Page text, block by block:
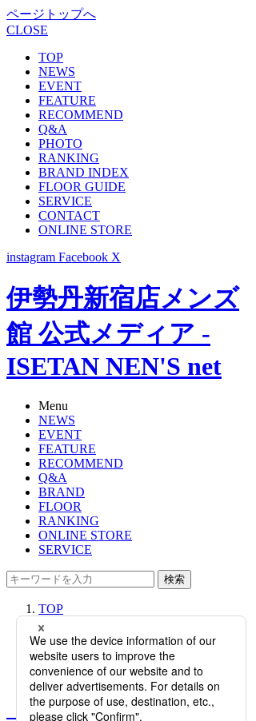
ページトップへ
CLOSE
TOP
NEWS
EVENT
FEATURE
RECOMMEND
Q&A
PHOTO
RANKING
BRAND INDEX
FLOOR GUIDE
SERVICE
CONTACT
ONLINE STORE
instagram Facebook X
伊勢丹新宿店メンズ
館 公式メディア -
ISETAN NEN'S net
Menu
NEWS
EVENT
FEATURE
RECOMMEND
Q&A
BRAND
FLOOR
RANKING
ONLINE STORE
SERVICE
検索
TOP
PHOTO
【特集】今年は早めに用意！ストー
ル・マフラー・手袋でお洒落に寒さ
対策しよう
【特集】今年は早めに用